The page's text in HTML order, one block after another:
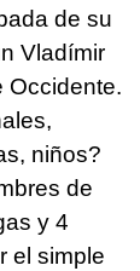
de su
Vladímir
Occidente.
niños?
de
y 4
el simple